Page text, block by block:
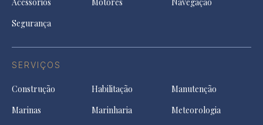
Segurança
SERVIÇOS
Construção Habilitação
Manutenção
Marinas
Marinharia
Meteorologia